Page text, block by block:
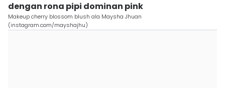
dengan rona pipi dominan pink
Makeup cherry blossom blush ala Maysha Jhuan
(instagram.com/mayshajhu)